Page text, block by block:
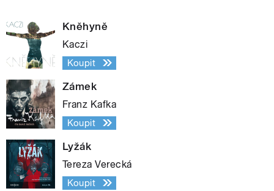
Kněhyně
Kaczi
Koupit
Zámek
Franz Kafka
Koupit
Lyžák
Tereza Verecká
Koupit